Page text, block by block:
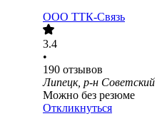
ООО ТТК-Связь
3.4
•
190 отзывов
Липецк, р-н Советский
Можно без резюме
Откликнуться